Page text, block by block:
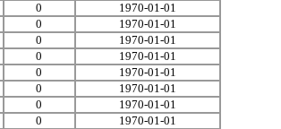
0
1970-01-01
0
1970-01-01
0
1970-01-01
0
1970-01-01
0
1970-01-01
0
1970-01-01
0
1970-01-01
0
1970-01-01